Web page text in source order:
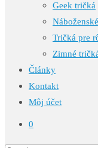
Geek tričká
Tričká pre
Zimné
Články
Kontakt
Môj účet
0